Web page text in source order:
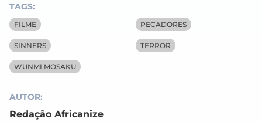
TAGS:
FILME PECADORES
SINNERS TERROR
WUNMI MOSAKU
AUTOR:
Redação Africanize